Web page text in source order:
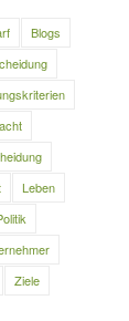
Blogs
Leben
Ziele